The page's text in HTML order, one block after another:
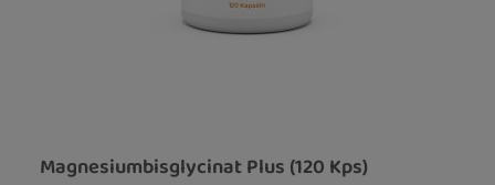
Magnesiumbisglycinat Plus (120 Kps)